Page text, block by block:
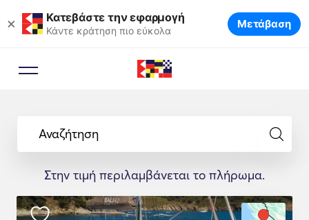
× Κατεβάστε την εφαρμογή
Κάντε κράτηση πιο εύκολα Μετάβαση
Αναζήτηση
Στην τιμή περιλαμβάνεται το πλήρωμα.